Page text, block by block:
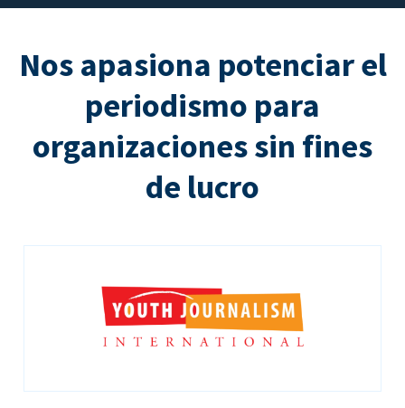
Nos apasiona potenciar el
periodismo para
organizaciones sin fines
de lucro